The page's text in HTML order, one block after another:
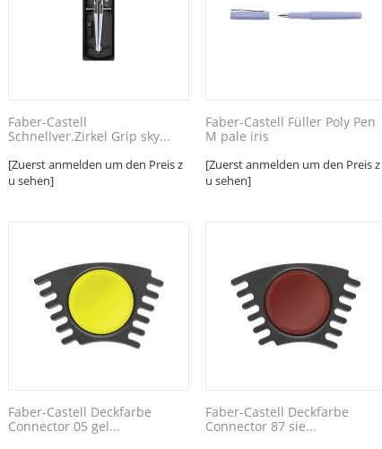
Faber-Castell
Schnellver.Zirkel Grip sky...
[Zuerst anmelden um den Preis z
u sehen]
Faber-Castell Füller Poly Pen
M pale iris
[Zuerst anmelden um den Preis z
u sehen]
Faber-Castell Deckfarbe
Connector 05 gel...
Faber-Castell Deckfarbe
Connector 87 sie...